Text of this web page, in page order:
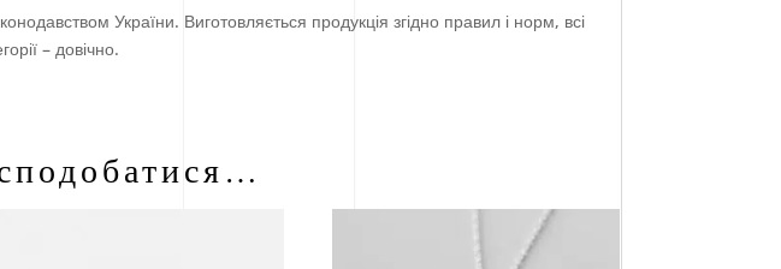
України. Виготовляється продукція згідно правил і норм, всі
– довічно.